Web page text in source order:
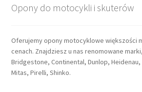
Opony do motocykli i skuterów
Oferujemy opony motocyklowe większości
cenach. Znajdziesz u nas renomowane
Bridgestone, Continental, Dunlop,
Mitas, Pirelli, Shinko.